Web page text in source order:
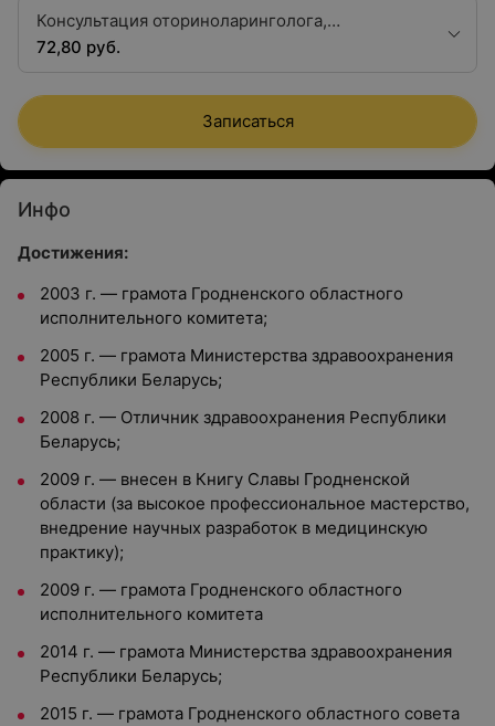
Консультация оториноларинголога,
профессора, доктора медицинских наук
72,80 руб.
Записаться
Инфо
Достижения:
2003 г. — грамота Гродненского областного
исполнительного комитета;
2005 г. — грамота Министерства здравоохранения
Республики Беларусь;
2008 г. — Отличник здравоохранения Республики
Беларусь;
2009 г. — внесен в Книгу Славы Гродненской
области (за высокое профессиональное мастерство,
внедрение научных разработок в медицинскую
практику);
2009 г. — грамота Гродненского областного
исполнительного комитета
2014 г. — грамота Министерства здравоохранения
Республики Беларусь;
2015 г. — грамота Гродненского областного совета